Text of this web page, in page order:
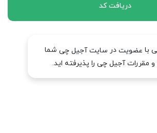
دریافت کد
با عضویت در سایت آجیل چی شما
و مقررات آجیل چی را پذیرفته اید.